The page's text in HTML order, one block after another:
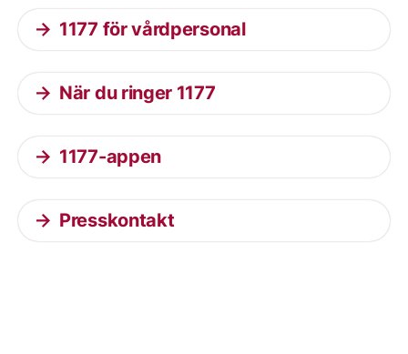
1177 för vårdpersonal
När du ringer 1177
1177-appen
Presskontakt